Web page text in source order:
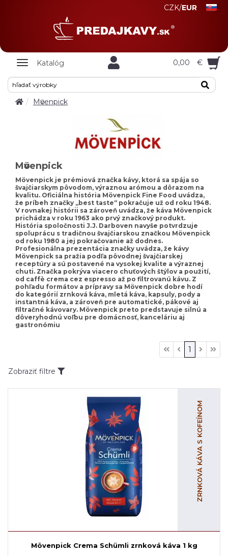
CZK/EUR
Zobrazit
Katalóg 0,00 €
Mӧvenpick
Mӧvenpick
Mövenpick je prémiová značka kávy, ktorá sa spája so
švajčiarskym pôvodom, výraznou arómou a dôrazom na
kvalitu. Oficiálna história Mövenpick Fine Food uvádza,
že príbeh značky „best taste“ pokračuje už od roku 1948.
V rovnakej histórii sa zároveň uvádza, že káva Mövenpick
prichádza v roku 1963 ako prvý značkový produkt.
História spoločnosti J.J. Darboven navyše potvrdzuje
spoluprácu s tradičnou švajčiarskou značkou Mövenpick
od roku 1980 a jej pokračovanie až dodnes.
Profesionálna prezentácia značky uvádza, že kávy
Mövenpick sa pražia podľa pôvodnej švajčiarskej
receptúry a sú postavené na vysokej kvalite a výraznej
chuti. Značka pokrýva viacero chuťových štýlov a použití,
od caffè crema cez espresso až po filtrovanú kávu. Z
pohľadu formátov a prípravy sa Mövenpick dobre hodí
do kategórií zrnková káva, mletá káva, kapsuly, pody a
instantná káva, a zároveň pre automatické, pákové aj
filtračné kávovary. Mövenpick preto predstavuje silnú a
dôveryhodnú voľbu pre domácnosť, kanceláriu aj
gastronómiu
1
Zobraziť filtre
ZRNKOVÁ KÁVA S KOFEÍNOM
Mövenpick Crema Schümli zrnková káva 1 kg